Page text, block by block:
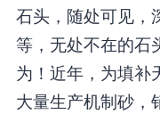
石头，随处可见，
等，无处不在的石
为！近年，为填补
大量生产机制砂，